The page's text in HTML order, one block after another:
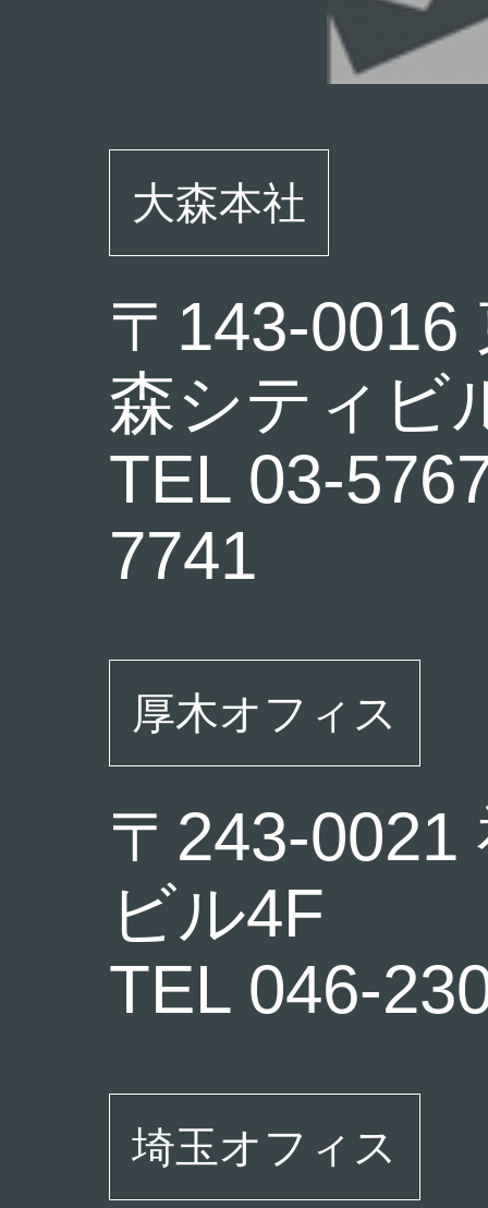
大森本社
〒143-0016
森シティビ
TEL 03-
7741
厚木オフィス
〒243-0021
ビル4F
TEL 046-
埼玉オフィス